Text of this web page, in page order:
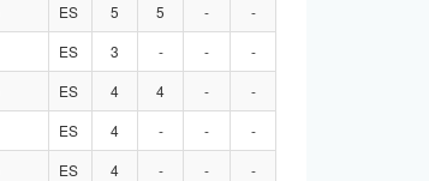
ES 5 5 -
-
ES 3 - -
-
ES 4 4 -
-
ES 4 - -
-
ES 4 - -
-